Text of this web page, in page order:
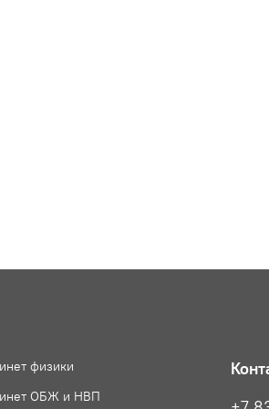
физики
ОБЖ и НВП